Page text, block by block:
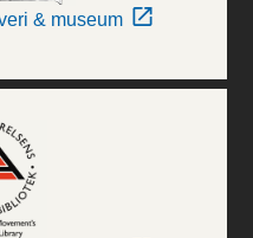
& museum